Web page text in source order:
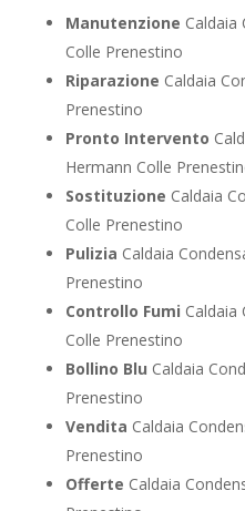
Manutenzione Caldaia
Colle Prenestino
Riparazione Caldaia
Prenestino
Pronto Intervento
Hermann Colle
Sostituzione Caldaia
Colle Prenestino
Pulizia Caldaia
Prenestino
Controllo Fumi Caldaia
Colle Prenestino
Bollino Blu Caldaia
Prenestino
Vendita Caldaia
Prenestino
Offerte Caldaia